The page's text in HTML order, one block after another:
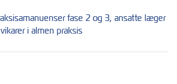
fase 2 og 3, ansatte læger
i almen praksis